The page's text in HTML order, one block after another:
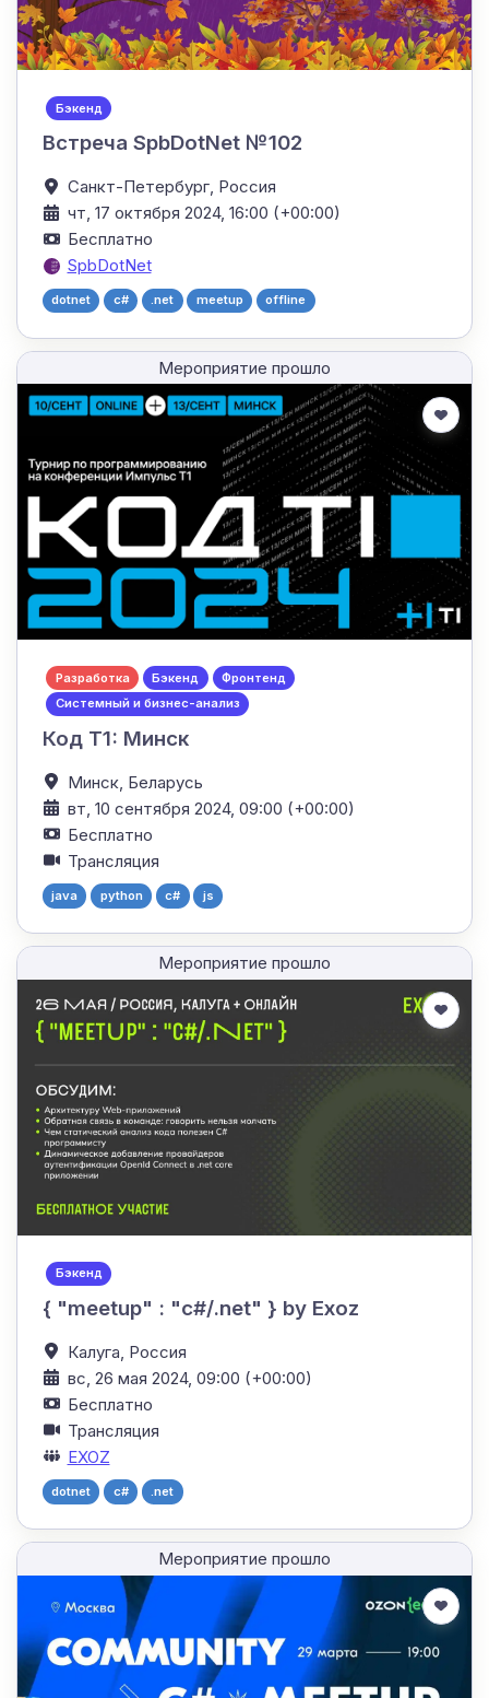
Бэкенд
Встреча SpbDotNet №102
Санкт-Петербург, Россия
чт, 17 октября 2024, 16:00 (+00:00)
Бесплатно
SpbDotNet
dotnet c# .net meetup offline
Мероприятие прошло
Разработка Бэкенд
Фронтенд
Системный и бизнес-анализ
Код Т1: Минск
Минск, Беларусь
вт, 10 сентября 2024, 09:00 (+00:00)
Бесплатно
Трансляция
java python c# js
Мероприятие прошло
Бэкенд
{ "meetup" : "c#/.net" } by Exoz
Калуга, Россия
вс, 26 мая 2024, 09:00 (+00:00)
Бесплатно
Трансляция
EXOZ
dotnet c# .net
Мероприятие прошло